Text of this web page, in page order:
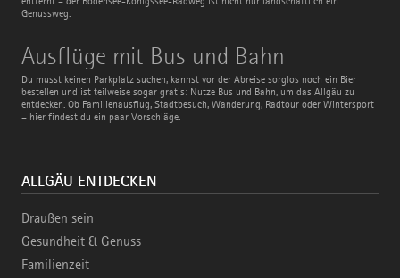
Genussweg.
Ausflüge mit Bus und Bahn
Du musst keinen Parkplatz suchen, kannst vor der Abreise sorglos noch ein Bier
bestellen und ist teilweise sogar gratis: Nutze Bus und Bahn, um das Allgäu zu
entdecken. Ob Familienausflug, Stadtbesuch, Wanderung, Radtour oder Wintersport
– hier findest du ein paar Vorschläge.
Ausflüge
mit
Bus
und
Bahn
ALLGÄU ENTDECKEN
Draußen sein
Gesundheit & Genuss
Familienzeit